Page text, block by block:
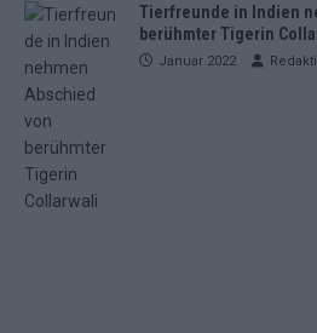
Tierfreunde in Indien
berühmter Tigerin
Januar 2022